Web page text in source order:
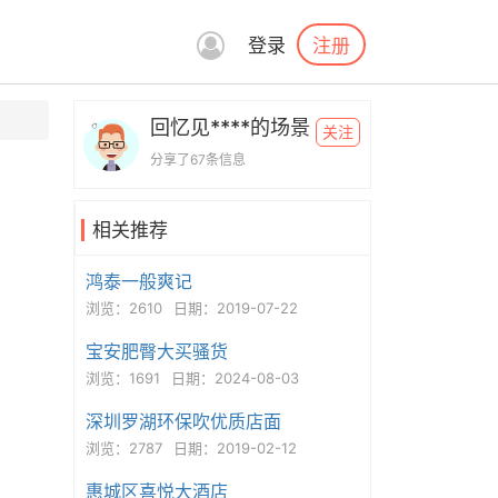
登录 注册
回忆见****的场景
分享了67条信息
关注
相关推荐
鸿泰一般爽记
浏览：2610 日期：2019-07-22
宝安肥臀大买骚货
浏览：1691 日期：2024-08-03
深圳罗湖环保吹优质店面
浏览：2787 日期：2019-02-12
惠城区喜悦大酒店